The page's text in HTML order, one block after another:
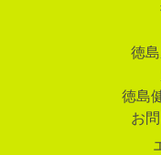
徳
徳島
お